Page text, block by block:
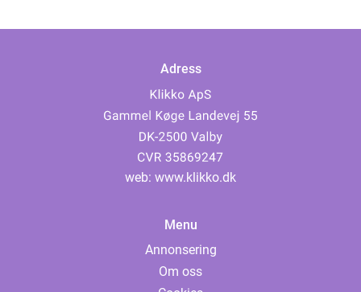
Adress
web: www.klikko.dk
Menu
Annonsering
Om oss